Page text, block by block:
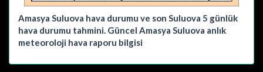
Amasya Suluova hava durumu ve son Suluova 5 günlük
hava durumu tahmini. Güncel Amasya Suluova anlık
meteoroloji hava raporu bilgisi